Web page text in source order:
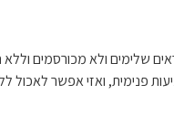
שלימים ולא מכורסמים